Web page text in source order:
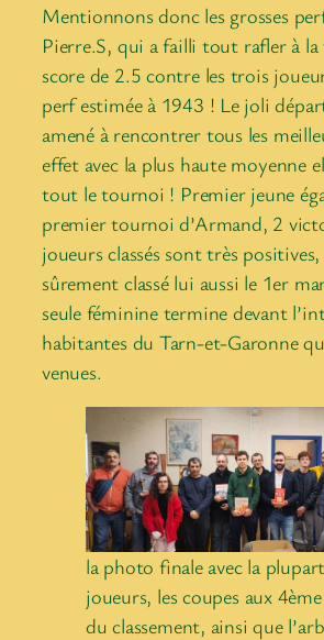
Mentionnons donc les grosses
Pierre.S, qui a failli tout rafler à
score de 2.5 contre les trois
perf estimée à 1943 ! Le joli
amené à rencontrer tous les
effet avec la plus haute moyenne
tout le tournoi ! Premier jeune
premier tournoi d’Armand, 2
joueurs classés sont très
sûrement classé lui aussi le 1er
seule féminine termine devant
habitantes du Tarn-et-Garonne
venues.
la photo finale avec la
joueurs, les coupes aux
du classement, ainsi que